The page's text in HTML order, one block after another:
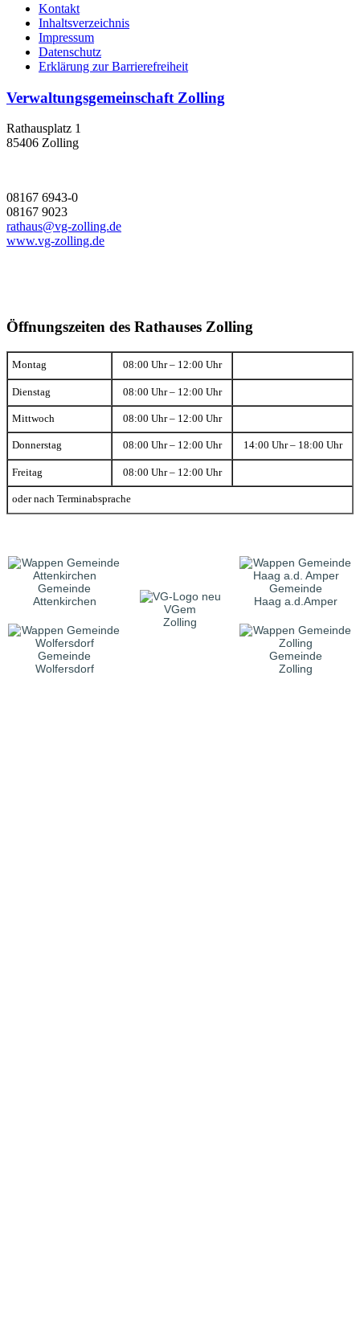
Kontakt
Inhaltsverzeichnis
Impressum
Datenschutz
Erklärung zur Barrierefreiheit
Verwaltungsgemeinschaft Zolling
Rathausplatz 1
85406 Zolling
08167 6943-0
08167 9023
rathaus@vg-zolling.de
www.vg-zolling.de
Öffnungszeiten des Rathauses Zolling
Montag 08:00 Uhr – 12:00 Uhr
Dienstag 08:00 Uhr – 12:00 Uhr
Mittwoch 08:00 Uhr – 12:00 Uhr
Donnerstag 08:00 Uhr – 12:00 Uhr 14:00 Uhr – 18:00 Uhr
Freitag 08:00 Uhr – 12:00 Uhr
oder nach Terminabsprache
Gemeinde
Attenkirchen
VGem
Zolling
Gemeinde
Haag a.d.Amper
Gemeinde
Wolfersdorf
Gemeinde
Zolling